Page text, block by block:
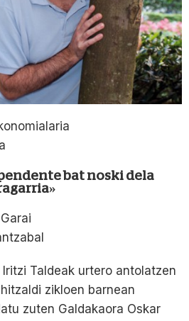
bat noski dela
Taldeak urtero antolatzen
zikloen barnean
zuten Galdakaora Oskar